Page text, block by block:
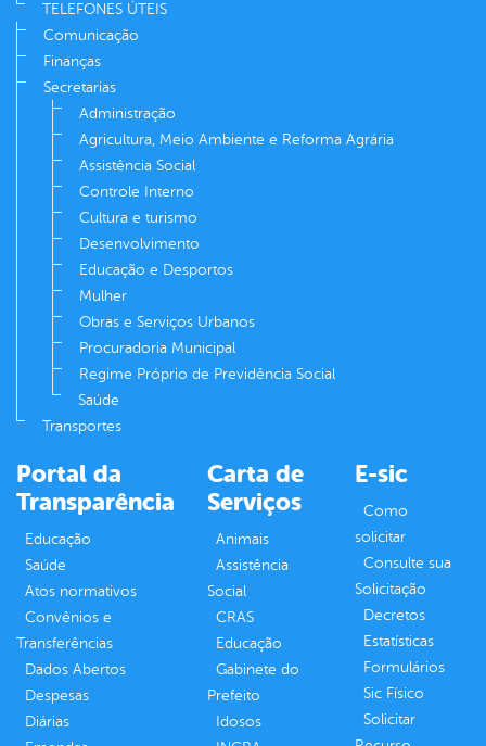
TELEFONES ÚTEIS
Comunicação
Finanças
Secretarias
Administração
Agricultura, Meio Ambiente e Reforma Agrária
Assistência Social
Controle Interno
Cultura e turismo
Desenvolvimento
Educação e Desportos
Mulher
Obras e Serviços Urbanos
Procuradoria Municipal
Regime Próprio de Previdência Social
Saúde
Transportes
Portal da
Transparência
Educação
Saúde
Atos normativos
Convênios e
Transferências
Dados Abertos
Despesas
Diárias
Carta de
Serviços
Animais
Assistência
Social
CRAS
Educação
Gabinete do
Prefeito
Idosos
E-sic
Como
solicitar
Consulte sua
Solicitação
Decretos
Estatísticas
Formulários
Sic Físico
Solicitar